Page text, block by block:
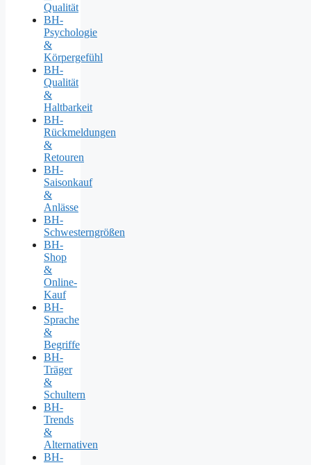
Qualität
BH-
Psychologie
&
Körpergefühl
BH-
Qualität
&
Haltbarkeit
BH-
Rückmeldungen
&
Retouren
BH-
Saisonkauf
&
Anlässe
BH-
Schwesterngrößen
BH-
Shop
&
Online-
Kauf
BH-
Sprache
&
Begriffe
BH-
Träger
&
Schultern
BH-
Trends
&
Alternativen
BH-